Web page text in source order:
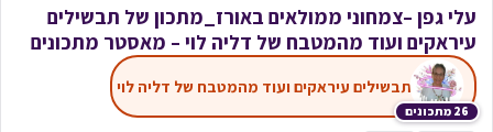
עלי גפן –צמחוני ממולאים באורז_מתכון של תבשילים
עיראקים ועוד מהמטבח של דליה לוי – מאסטר מתכונים
26 מתכונים
תבשילים עיראקים ועוד מהמטבח של דליה לוי